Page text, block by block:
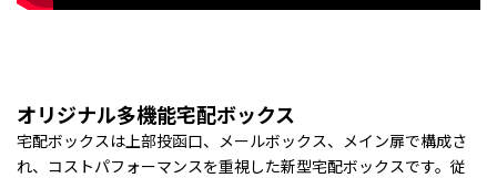
オリジナル多機能宅配ボックス
宅配ボックスは上部投函口、メールボックス、メイン扉で構成さ
れ、コストパフォーマンスを重視した新型宅配ボックスです。従